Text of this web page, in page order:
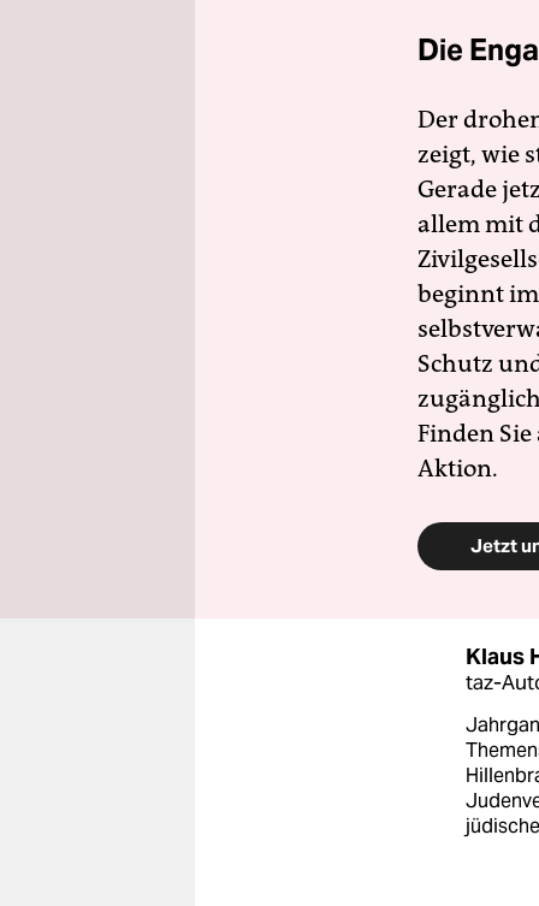
Die
Der
zeigt, wie
Gerade
allem mit
beginnt
Schutz
Finden
Aktion.
Jetzt
Klaus
taz-